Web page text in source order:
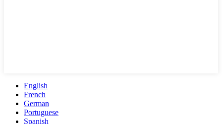
English
French
German
Portuguese
Spanish